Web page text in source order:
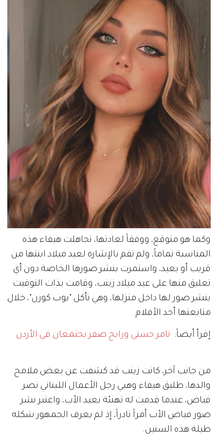
وكما هو متوقع، ووفقاً لعادتها، تجاهلت هيفاء هذه
المناسبة تماماً، ولم تقم بالإشارة لعيد ميلاد ابنتها من
قريب أو بعيد، واستمرت بنشر صورها الخاصة دون أي
تعليق منها على عيد ميلاد زينب، وقامت بذات التوقيت
بنشر صور لها داخل منزلها، وهي تأكل "بوب كورن"، خلال
متابعتها أحد الأفلام.
إقرأ أيضاً: تامر حسني ورابح صفر يجتمعان في الأردن
من جانب آخر، كانت زينب قد كشفت عن بعض ملامح
والدها، طليق هيفاء وهبي رجل الأعمال اللبناني نصر
فياض، عندما قدمت له تهنئة بعيد الأب، واعتبر نشر
صور فياض الأب أمراً نادراً، إذ لم يعرف الجمهور شكله
طيلة هذه السنين.